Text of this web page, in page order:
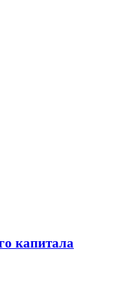
капитала